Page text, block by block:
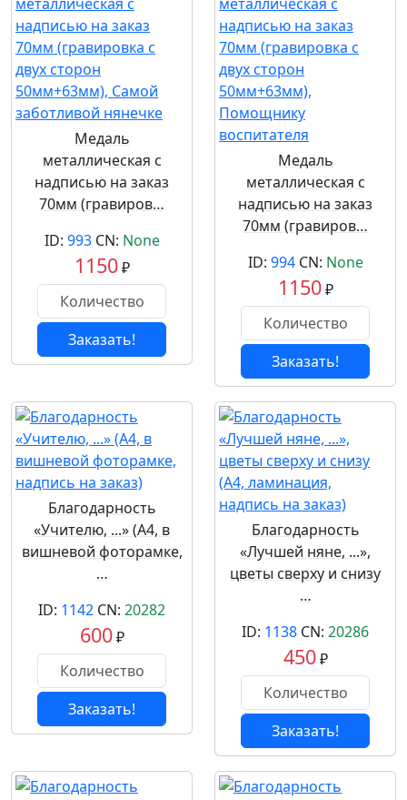
Медаль
металлическая с
надписью на заказ
70мм (гравиров…
ID: 993CN: None
1150₽
Заказать!
Медаль
металлическая с
надписью на заказ
70мм (гравиров…
ID: 994CN: None
1150₽
Заказать!
Благодарность
«Учителю, ...» (А4, в
вишневой фоторамке,
…
ID: 1142 CN: 20282
600₽
Заказать!
Благодарность
«Лучшей няне, ...»,
цветы сверху и снизу
…
ID: 1138 CN: 20286
450₽
Заказать!